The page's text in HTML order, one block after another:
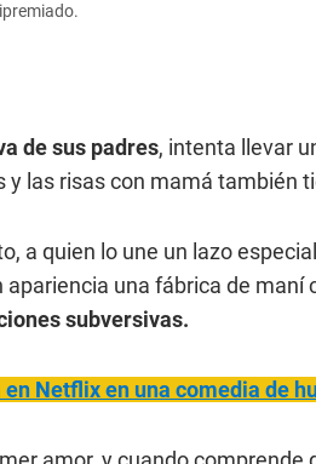
de sus padres, intenta llevar
las risas con mamá también
a quien lo une un lazo
una fábrica de maní
subversivas.
Netflix en una comedia de